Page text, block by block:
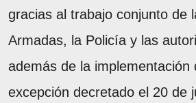
gracias al trabajo conjunto de
Armadas, la Policía y las
además de la implementación
excepción decretado el 20 de